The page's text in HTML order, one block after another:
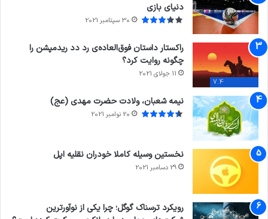
دنیای بازی
30 سپتامبر 2021
7.4
راکستار داستان فوق‌العاده‌ی رد دد ریدمپشن را
چگونه روایت کرد؟
11 جولای 2021
نیمه شعبان، ولادت حضرت مهدی (عج)
20 نوامبر 2021
نخستین وسیله کاملا خودران نقلیه اپل
29 دسامبر 2021
رویکرد ترسناک گوگل؛ چرا یکی از نوآورترین